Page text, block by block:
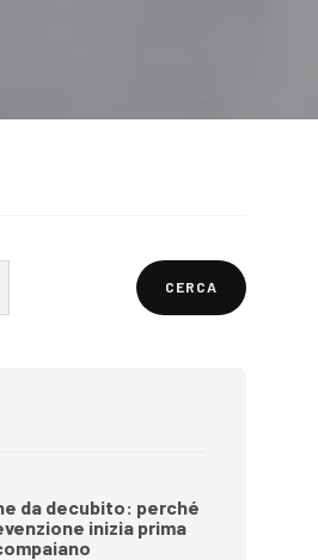
da decubito: perché
inizia prima